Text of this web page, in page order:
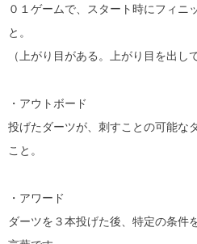
０１ゲームで、スタート時にフィニ
と。
（上がり目がある。上がり目を出し
・アウトボード
投げたダーツが、刺すことの可能な
こと。
・アワード
ダーツを３本投げた後、特定の条件